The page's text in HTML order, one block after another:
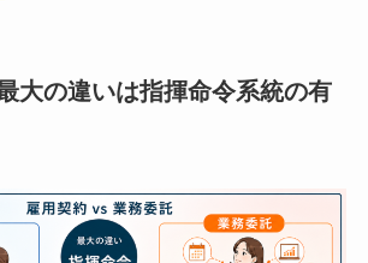
大の違いは指揮命令系統の有